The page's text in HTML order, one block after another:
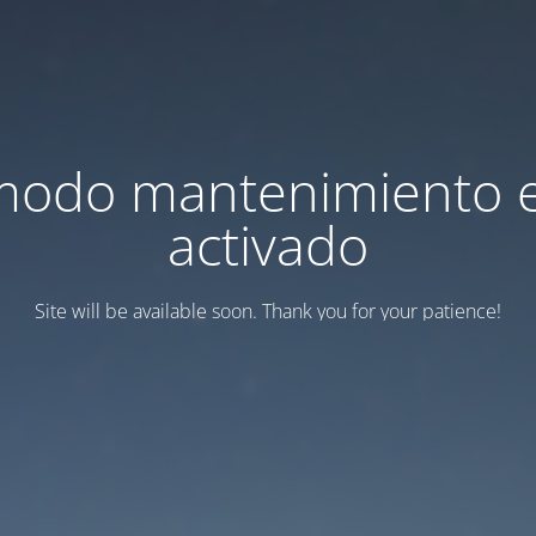
mantenimiento
activado
Site will be available soon. Thank you for your patience!